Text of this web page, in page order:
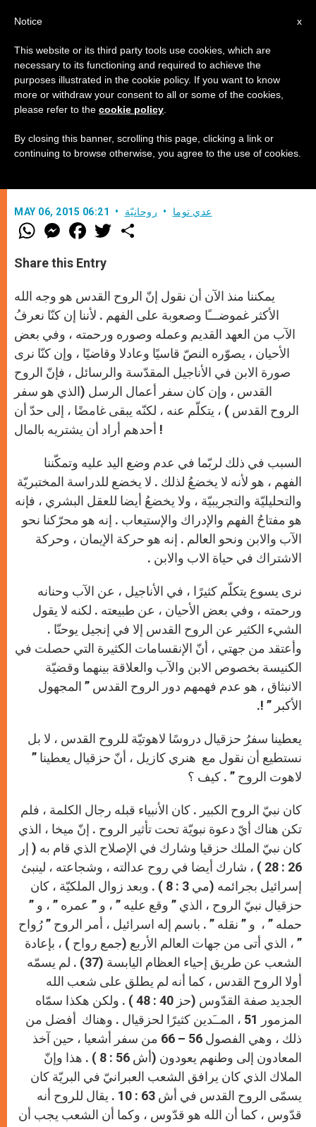
هل سمّي الروح القدس المجهول
الأكبر؟
MAY 06, 2015 06:21 عدي توما روحانيّة
W
h
t
s
p
p
M
e
s
e
g
e
r
F
a
e
b
o
k
w
r
Share this Entry
يمكننا منذ الآن أن نقول إنّ الروح القدس هو وجه الله
الأكثر غموضـــًا وصعوبة على الفهم . لأننا إن كنّا نعرفُ
الآب من العهد القديم وعمله وصوره ورحمته ، وفي بعض
الأحيان ، يصوّره النصّ قاسيًا وعادلا وقاضيًا ، وإن كنّا نرى
صورة الابن في الأناجيل المقدّسة والرسائل ، فإنّ الروح
القدس ، وإن كان سفر أعمال الرسل (الذي هو سفر
الروح القدس ) ، يتكلّم عنه ، لكنّه يبقى غامضًا ، إلى حدّ أن
أحدهم أراد أن يشتريه بالمال !
السبب في ذلك لربّما في عدم وضع اليد عليه وتمكّننا
الفهم ، هو لأنه لا يخضعُ لذلك . لا يخضع للدراسة المختبريّة
والتحليليّة والتجريبيّة ، ولا يخضعُ أيضا للعقل البشري ، فإنه
هو مفتاحُ الفهم والإدراك والإستيعاب . إنه هو محرّكنا نحو
الآب والابن ونحو العالم . إنه هو حركة الإيمان ، وحركة
الاشتراك في حياة الاب والابن .
نرى يسوع يتكلّم كثيرًا ، في الأناجيل ، عن الآب وحنانه
ورحمته ، وفي بعض الأحيان ، عن طبيعته . لكنه لا يقول
الشيء الكثير عن الروح القدس إلا في إنجيل يوحنّا .
وأعتقد من جهتي ، أنّ الإنقسامات الكثيرة التي حصلت في
الكنيسة بخصوص الابن والآب والعلاقة بينهما وقضيّة
الانبثاق ، هو عدم فهمهم دور الروح القدس ” المجهول
الأكبر ” !.
يعطينا سفرُ حزقيال دروسًا لاهوتيّة للروح القدس ، لا بل
نستطيع أن نقول مع هنري كازيل ، أنّ حزقيال يعطينا ”
لاهوت الروح ” . كيف ؟
كان نبيّ الروح الكبير . كان الأنبياء قبله رجال الكلمة ، فلم
تكن هناك أيّ دعوة نبويّة تحت تأثير الروح . إنّ ميخا ، الذي
كان نبيّ الملك حزقيا وشارك في الإصلاح الذي قام به ( إر
26 : 28 ) ، شارك أيضا في روح عدالته ، وشجاعته ، لينبئ
إسرائيل بجرائمه (مي 3 : 8 ) . وبعد زوال الملكيّة ، كان
حزقيال نبيّ الروح ، الذي ” وقع عليه ” ، و ” عمره ” ، و ”
حمله ” ، و ” نقله ” . باسم إله اسرائيل ، أمر الروح ” رُواح
” ، الذي أتى من جهات العالم الأربع (جمع رواح ) ، بإعادة
الشعب عن طريق إحياء العظام اليابسة (37) . لم يسمّه
أولا الروح القدس ، كما أنه لم يطلق على شعب الله
الجديد صفة القدّوس (حز 40 : 48 ) . ولكن هكذا سمّاه
المزمور 51 ، المــَدين كثيرًا لحزقيال . وهناك أفضل من
ذلك ، وهي الفصول 56 – 66 من سفر أشعيا ، حين آخذ
المعادون إلى وطنهم يعودون (أش 56 : 8 ) . هذا وإنّ
الملاك الذي كان يرافق الشعب العبرانيّ في البريّة كان
يسمّى الروح القدس في أش 63 : 10 . يقال للروح أنه
قدّوس ، كما أن الله هو قدّوس ، وكما أن الشعب يجب أن
x
Notice
This website or its third party tools use cookies, which are
necessary to its functioning and required to achieve the
purposes illustrated in the cookie policy. If you want to know
more or withdraw your consent to all or some of the cookies,
please refer to the cookie policy
By closing this banner, scrolling this page, clicking a link or
continuing to browse otherwise, you agree to the use of cookies.